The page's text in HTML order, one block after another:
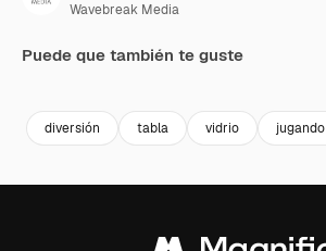
Wavebreak Media
Puede que también te guste
diversión tabla vidrio jugando